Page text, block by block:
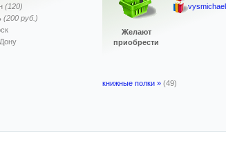
(120)
(200 руб.)
Желают
приобрести
vysmichael
книжные полки » (49)